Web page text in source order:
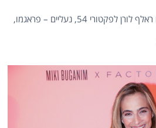
טוטאל לוק – פולו ראלף לורן לפקטורי 54, נעליים – פראגמו,